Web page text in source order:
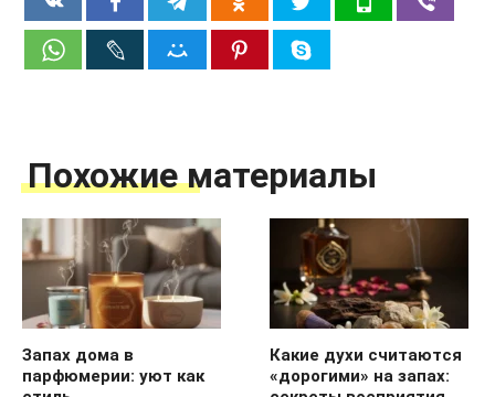
Похожие материалы
Запах дома в
парфюмерии: уют как
Какие духи считаются
«дорогими» на запах: